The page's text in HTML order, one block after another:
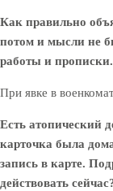
Как правильно
потом и мысли не
работы и прописки.
При явке в
Есть атопический
карточка была
запись в карте.
действовать